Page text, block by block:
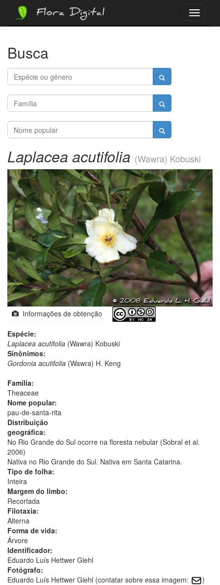
Menu
Flora Digital
Busca
Laplacea acutifolia (Wawra) Kobuski
Informações de obtenção
Espécie:
Laplacea acutifolia (Wawra) Kobuski
Sinônimos:
Gordonia acutifolia (Wawra) H. Keng
Família:
Theaceae
Nome popular:
pau-de-santa-rita
Distribuição
geográfica:
No Rio Grande do Sul ocorre na floresta nebular (Sobral et al.
2006)
Nativa no Rio Grande do Sul. Nativa em Santa Catarina.
Tipo de folha:
Inteira
Margem do limbo:
Recortada
Filotaxia:
Alterna
Forma de vida:
Árvore
Identificador:
Eduardo Luís Hettwer Giehl
Fotógrafo:
Eduardo Luís Hettwer Giehl (contatar sobre essa imagem:
)